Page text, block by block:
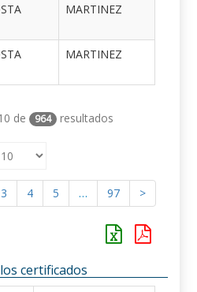
MARTINEZ
MARTINEZ
de 964 resultados
3 4 5 … 97 >
certificados